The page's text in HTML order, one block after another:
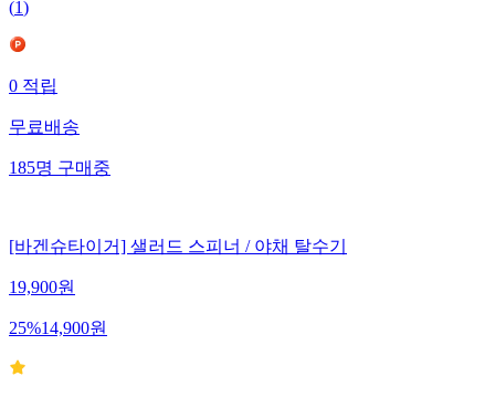
(1)
0적립
무료배송
185명구매중
[바겐슈타이거] 샐러드 스피너 / 야채 탈수기
19,900원
25%14,900원